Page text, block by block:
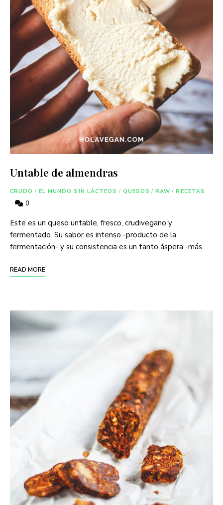
Untable de almendras
CRUDO / EL MUNDO SIN LÁCTEOS / QUESOS / RAW / RECETAS
0
Este es un queso untable, fresco, crudivegano y
fermentado. Su sabor es intenso -producto de la
fermentación- y su consistencia es un tanto áspera -más …
READ MORE